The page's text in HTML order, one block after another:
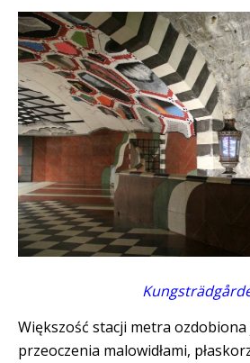
Większość stacji metra
przeoczenia malowidłami,